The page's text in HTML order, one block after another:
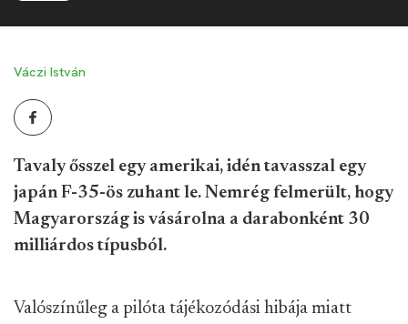
Váczi István
Tavaly ősszel egy amerikai, idén tavasszal egy
japán F-35-ös zuhant le. Nemrég felmerült, hogy
Magyarország is vásárolna a darabonként 30
milliárdos típusból.
Valószínűleg a pilóta tájékozódási hibája miatt